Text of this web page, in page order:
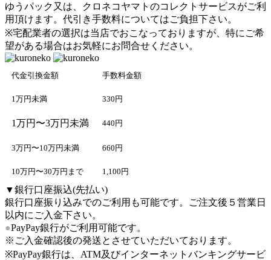
ゆうパック又は、クロネコヤマト のコレクトサービスがご利
用頂けます。代引き手数料についてはご負担下さい。
※宅配業者の選択は当店でおこなっておりますが、特にご希
望がある場合はお気軽にお問合せください。
代金引換金額 手数料金額
1万円未満 330円
1万円〜3万円未満 440円
3万円〜10万円未満 660円
10万円〜30万円まで 1,100円
▼銀行口座振込(先払い)
銀行口座振り込みでのご利用も可能です。ご注文後５営業日
以内にご入金下さい。
●PayPay銀行がご利用可能です。
※ご入金確認後の発送とさせていただいております。
※PayPay銀行は、ATM及びインターネットバンキングサービ